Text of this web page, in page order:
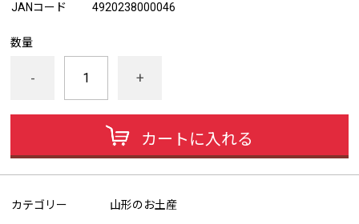
JANコード 4920238000046
数量
- +
カートに入れる
カテゴリー 山形のお土産